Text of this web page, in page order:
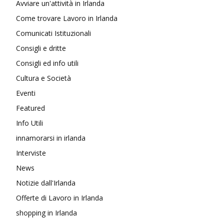
Avviare un'attività in Irlanda
Come trovare Lavoro in Irlanda
Comunicati Istituzionali
Consigli e dritte
Consigli ed info utili
Cultura e Società
Eventi
Featured
Info Utili
innamorarsi in irlanda
Interviste
News
Notizie dall'Irlanda
Offerte di Lavoro in Irlanda
shopping in Irlanda